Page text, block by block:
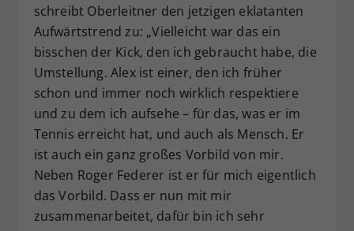
schreibt Oberleitner den jetzigen eklatanten
Aufwärtstrend zu: „Vielleicht war das ein
bisschen der Kick, den ich gebraucht habe, die
Umstellung. Alex ist einer, den ich früher
schon und immer noch wirklich respektiere
und zu dem ich aufsehe – für das, was er im
Tennis erreicht hat, und auch als Mensch. Er
ist auch ein ganz großes Vorbild von mir.
Neben Roger Federer ist er für mich eigentlich
das Vorbild. Dass er nun mit mir
zusammenarbeitet, dafür bin ich sehr